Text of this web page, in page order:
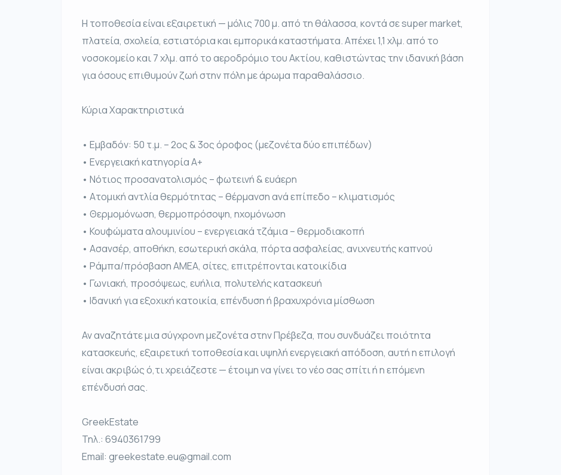
Η τοποθεσία είναι εξαιρετική — μόλις 700 μ. από τη θάλασσα, κοντά σε super market,
πλατεία, σχολεία, εστιατόρια και εμπορικά καταστήματα. Απέχει 1,1 χλμ. από το
νοσοκομείο και 7 χλμ. από το αεροδρόμιο του Ακτίου, καθιστώντας την ιδανική βάση
για όσους επιθυμούν ζωή στην πόλη με άρωμα παραθαλάσσιο.
Κύρια Χαρακτηριστικά
• Εμβαδόν: 50 τ.μ. – 2ος & 3ος όροφος (μεζονέτα δύο επιπέδων)
• Ενεργειακή κατηγορία Α+
• Νότιος προσανατολισμός – φωτεινή & ευάερη
• Ατομική αντλία θερμότητας – θέρμανση ανά επίπεδο – κλιματισμός
• Θερμομόνωση, θερμοπρόσοψη, ηχομόνωση
• Κουφώματα αλουμινίου – ενεργειακά τζάμια – θερμοδιακοπή
• Ασανσέρ, αποθήκη, εσωτερική σκάλα, πόρτα ασφαλείας, ανιχνευτής καπνού
• Ράμπα/πρόσβαση ΑΜΕΑ, σίτες, επιτρέπονται κατοικίδια
• Γωνιακή, προσόψεως, ευήλια, πολυτελής κατασκευή
• Ιδανική για εξοχική κατοικία, επένδυση ή βραχυχρόνια μίσθωση
Αν αναζητάτε μια σύγχρονη μεζονέτα στην Πρέβεζα, που συνδυάζει ποιότητα
κατασκευής, εξαιρετική τοποθεσία και υψηλή ενεργειακή απόδοση, αυτή η επιλογή
είναι ακριβώς ό,τι χρειάζεστε — έτοιμη να γίνει το νέο σας σπίτι ή η επόμενη
επένδυσή σας.
GreekEstate
Τηλ.: 6940361799
Email: greekestate.eu@gmail.com